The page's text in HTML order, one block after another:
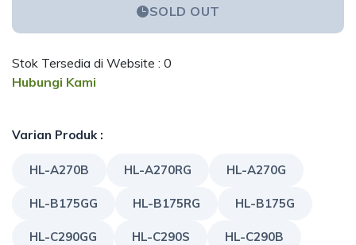
SOLD OUT
Stok Tersedia di Website : 0
Hubungi Kami
Varian Produk :
HL-A270B HL-A270RG HL-A270G
HL-B175GG HL-B175RG HL-B175G
HL-C290GG HL-C290S HL-C290B